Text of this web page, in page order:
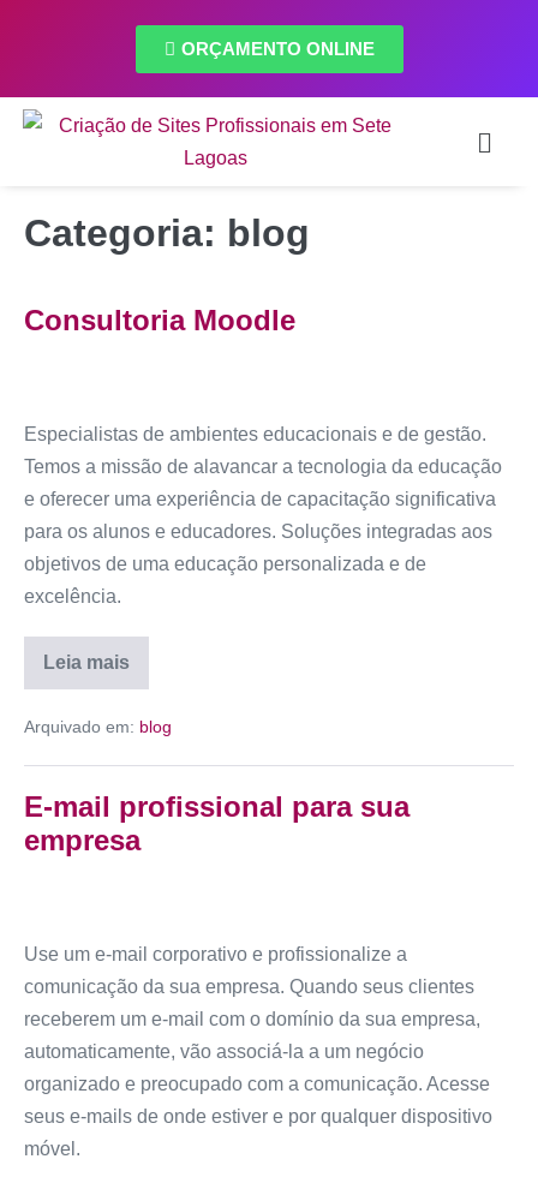
ORÇAMENTO ONLINE
Categoria: blog
Consultoria Moodle
Especialistas de ambientes educacionais e de gestão.
Temos a missão de alavancar a tecnologia da educação
e oferecer uma experiência de capacitação significativa
para os alunos e educadores. Soluções integradas aos
objetivos de uma educação personalizada e de
excelência.
Leia mais
Arquivado em: blog
E-mail profissional para sua
empresa
Use um e-mail corporativo e profissionalize a
comunicação da sua empresa. Quando seus clientes
receberem um e-mail com o domínio da sua empresa,
automaticamente, vão associá-la a um negócio
organizado e preocupado com a comunicação. Acesse
seus e-mails de onde estiver e por qualquer dispositivo
móvel.